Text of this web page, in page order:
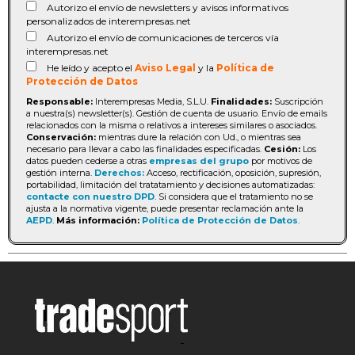
Autorizo el envío de newsletters y avisos informativos
personalizados de interempresas.net
Autorizo el envío de comunicaciones de terceros vía
interempresas.net
He leído y acepto el Aviso Legal y la Política de
Protección de Datos
Responsable: Interempresas Media, S.L.U. Finalidades: Suscripción
a nuestra(s) newsletter(s). Gestión de cuenta de usuario. Envío de emails
relacionados con la misma o relativos a intereses similares o asociados.
Conservación: mientras dure la relación con Ud., o mientras sea
necesario para llevar a cabo las finalidades especificadas. Cesión: Los
datos pueden cederse a otras empresas del grupo por motivos de
gestión interna. Derechos: Acceso, rectificación, oposición, supresión,
portabilidad, limitación del tratatamiento y decisiones automatizadas:
contacte con nuestro DPD . Si considera que el tratamiento no se
ajusta a la normativa vigente, puede presentar reclamación ante la
AEPD Más información: Política de Protección de Datos